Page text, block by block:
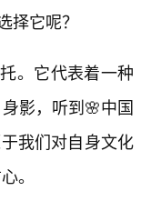
择它呢？
。它代表着一种
影，听到🌸中国
我们对自身文化
。